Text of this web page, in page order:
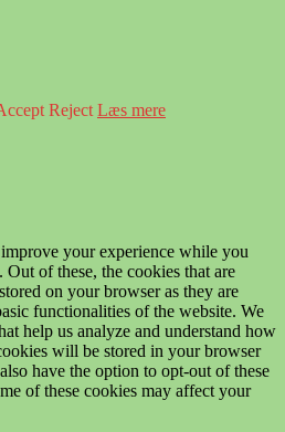
Reject Læs mere
your experience while you
of these, the cookies that are
on your browser as they are
functionalities of the website. We
help us analyze and understand how
will be stored in your browser
have the option to opt-out of these
of these cookies may affect your